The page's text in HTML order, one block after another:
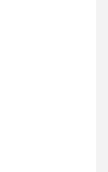
ウザーパンツ